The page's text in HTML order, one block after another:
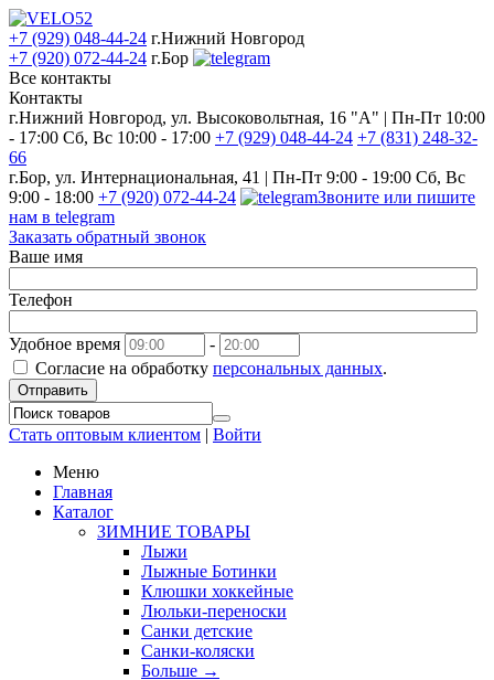
+7 (929) 048-44-24 г.Нижний Новгород
+7 (920) 072-44-24 г.Бор
Все контакты
Контакты
г.Нижний Новгород, ул. Высоковольтная, 16 "А" | Пн-Пт 10:00
- 17:00 Сб, Вс 10:00 - 17:00 +7 (929) 048-44-24 +7 (831) 248-32-
66
г.Бор, ул. Интернациональная, 41 | Пн-Пт 9:00 - 19:00 Сб, Вс
9:00 - 18:00 +7 (920) 072-44-24
Звоните или пишите
нам в telegram
Заказать обратный звонок
Ваше имя
Телефон
Удобное время
-
Согласие на обработку персональных данных.
Отправить
Стать оптовым клиентом | Войти
Меню
Главная
Каталог
ЗИМНИЕ ТОВАРЫ
Лыжи
Лыжные Ботинки
Клюшки хоккейные
Люльки-переноски
Санки детские
Санки-коляски
Больше →